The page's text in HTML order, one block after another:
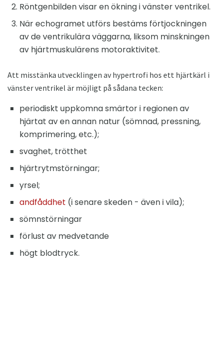
Röntgenbilden visar en ökning i vänster ventrikel.
När echogramet utförs bestäms förtjockningen
av de ventrikulära väggarna, liksom minskningen
av hjärtmuskulärens motoraktivitet.
Att misstänka utvecklingen av hypertrofi hos ett hjärtkärl i
vänster ventrikel är möjligt på sådana tecken:
periodiskt uppkomna smärtor i regionen av
hjärtat av en annan natur (sömnad, pressning,
komprimering, etc.);
svaghet, trötthet
hjärtrytmstörningar;
yrsel;
andfåddhet (i senare skeden - även i vila);
sömnstörningar
förlust av medvetande
högt blodtryck.